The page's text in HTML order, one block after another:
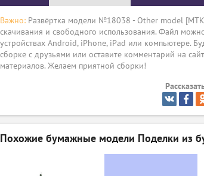
Важно: Развёртка модели №18038 - Other model
скачивания и свободного использования. Файл
устройствах Android, iPhone, iPad или компьютере.
сборке с друзьями или оставите комментарий на
материалов. Желаем приятной сборки!
Похожие бумажные модели Поделки из